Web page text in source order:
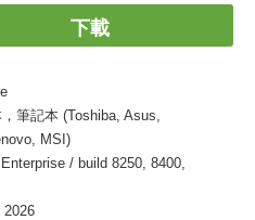
下載
筆記本 (Toshiba, Asus,
MSI)
/ build 8250, 8400,
2026